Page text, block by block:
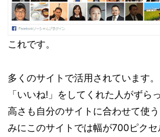
これです。
多くのサイトで活用されています
「いいね!」をしてくれた人がずら
高さも自分のサイトに合わせて使
みにこのサイトでは幅が700ピク